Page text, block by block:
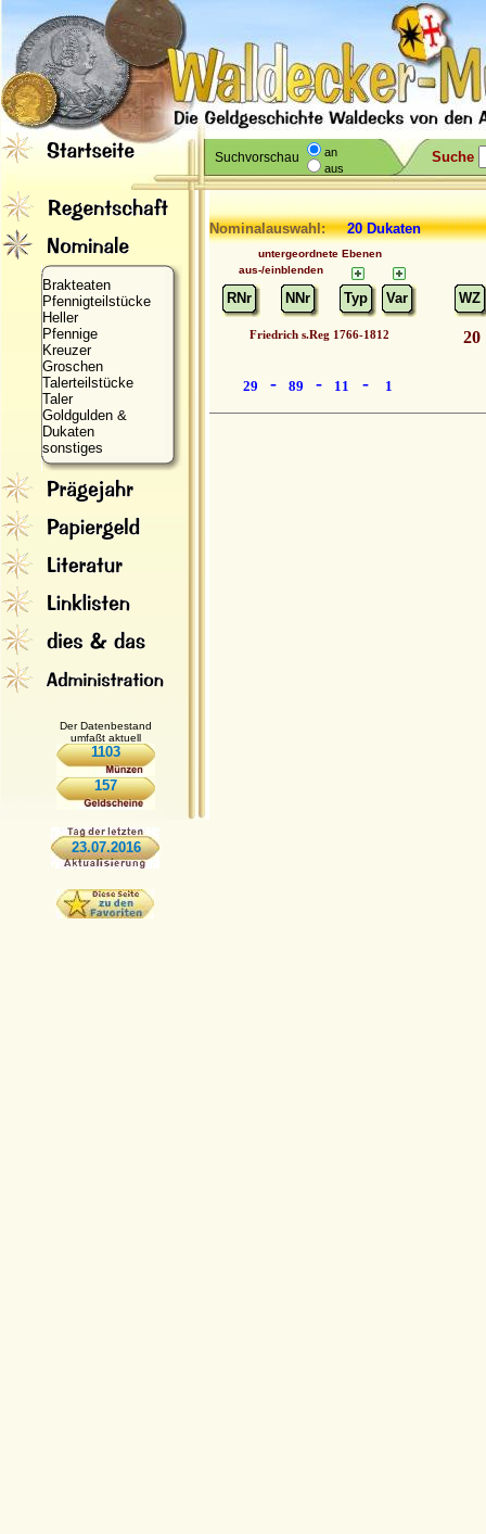
Suchvorschau
an
aus
Suche
Brakteaten
Pfennigteilstücke
Heller
Pfennige
Kreuzer
Groschen
Talerteilstücke
Taler
Goldgulden &
Dukaten
sonstiges
Der Datenbestand
umfaßt aktuell
1103
157
23.07.2016
Nominalauswahl:20 Dukaten
untergeordnete Ebenen
aus-/einblenden
RNr NNr Typ Var WZ
Friedrich s.Reg 1766-1812
29 - 89 - 11 - 1
20